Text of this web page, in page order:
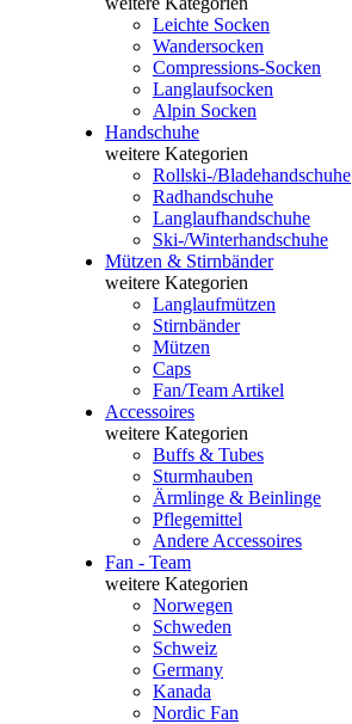
Leichte Socken
Wandersocken
Compressions-Socken
Langlaufsocken
Alpin Socken
Handschuhe
weitere Kategorien
Rollski-/Bladehandschuhe
Radhandschuhe
Langlaufhandschuhe
Ski-/Winterhandschuhe
Mützen & Stirnbänder
weitere Kategorien
Langlaufmützen
Stirnbänder
Mützen
Caps
Fan/Team Artikel
Accessoires
weitere Kategorien
Buffs & Tubes
Sturmhauben
Ärmlinge & Beinlinge
Pflegemittel
Andere Accessoires
Fan - Team
weitere Kategorien
Norwegen
Schweden
Schweiz
Germany
Kanada
Nordic Fan